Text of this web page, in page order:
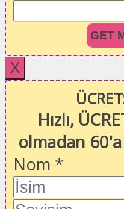
GET
X
Hızlı,
olmadan
Nom *